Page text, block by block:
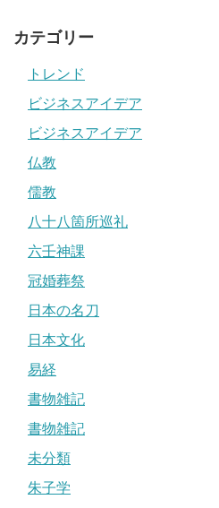
カテゴリー
トレンド
ビジネスアイデア
ビジネスアイデア
仏教
儒教
八十八箇所巡礼
六壬神課
冠婚葬祭
日本の名刀
日本文化
易経
書物雑記
書物雑記
未分類
朱子学